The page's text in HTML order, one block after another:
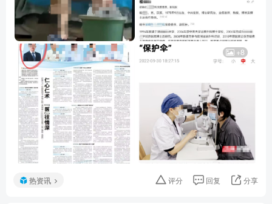
+8
热资讯 评分 回复 分享